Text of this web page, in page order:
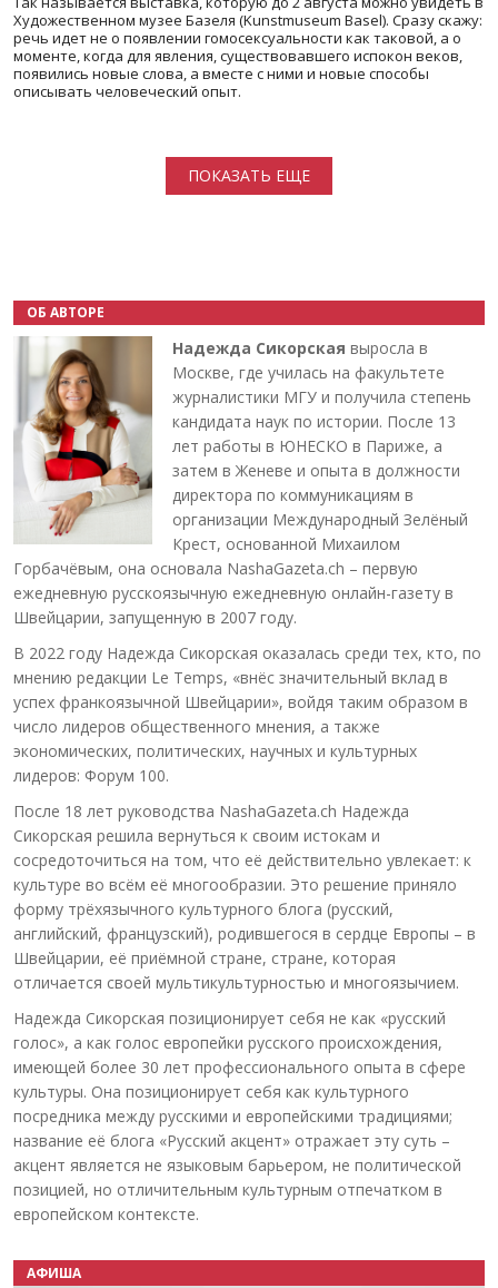
Художественном музее Базеля (Kunstmuseum Basel). Сразу скажу:
речь идет не о появлении гомосексуальности как таковой, а о
моменте, когда для явления, существовавшего испокон веков,
появились новые слова, а вместе с ними и новые способы
описывать человеческий опыт.
ПОКАЗАТЬ ЕЩЕ
ОБ АВТОРЕ
Надежда Сикорская выросла в
Москве, где училась на факультете
журналистики МГУ и получила степень
кандидата наук по истории. После 13
лет работы в ЮНЕСКО в Париже, а
затем в Женеве и опыта в должности
директора по коммуникациям в
организации Международный Зелёный
Крест, основанной Михаилом
Горбачёвым, она основала NashaGazeta.ch – первую
ежедневную русскоязычную ежедневную онлайн-газету в
Швейцарии, запущенную в 2007 году.
В 2022 году Надежда Сикорская оказалась среди тех, кто, по
мнению редакции Le Temps, «внёс значительный вклад в
успех франкоязычной Швейцарии», войдя таким образом в
число лидеров общественного мнения, а также
экономических, политических, научных и культурных
лидеров: Форум 100.
После 18 лет руководства NashaGazeta.ch Надежда
Сикорская решила вернуться к своим истокам и
сосредоточиться на том, что её действительно увлекает: к
культуре во всём её многообразии. Это решение приняло
форму трёхязычного культурного блога (русский,
английский, французский), родившегося в сердце Европы – в
Швейцарии, её приёмной стране, стране, которая
отличается своей мультикультурностью и многоязычием.
Надежда Сикорская позиционирует себя не как «русский
голос», а как голос европейки русского происхождения,
имеющей более 30 лет профессионального опыта в сфере
культуры. Она позиционирует себя как культурного
посредника между русскими и европейскими традициями;
название её блога «Русский акцент» отражает эту суть –
акцент является не языковым барьером, не политической
позицией, но отличительным культурным отпечатком в
европейском контексте.
АФИША